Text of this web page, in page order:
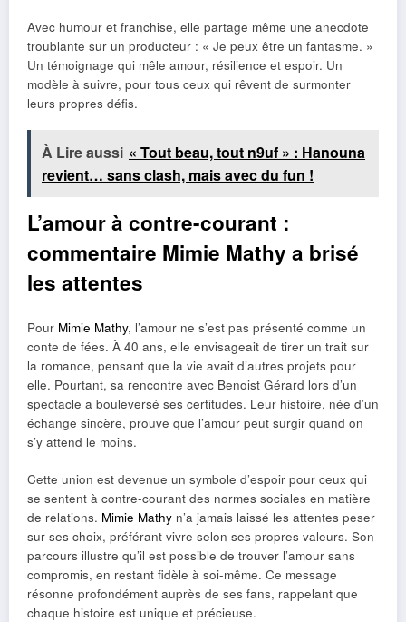
Avec humour et franchise, elle partage même une anecdote
troublante sur un producteur : « Je peux être un fantasme. »
Un témoignage qui mêle amour, résilience et espoir. Un
modèle à suivre, pour tous ceux qui rêvent de surmonter
leurs propres défis.
À Lire aussi « Tout beau, tout n9uf » : Hanouna
revient… sans clash, mais avec du fun !
L’amour à contre-courant :
commentaire Mimie Mathy a brisé
les attentes
Pour Mimie Mathy, l’amour ne s’est pas présenté comme un
conte de fées. À 40 ans, elle envisageait de tirer un trait sur
la romance, pensant que la vie avait d’autres projets pour
elle. Pourtant, sa rencontre avec Benoist Gérard lors d’un
spectacle a bouleversé ses certitudes. Leur histoire, née d’un
échange sincère, prouve que l’amour peut surgir quand on
s’y attend le moins.
Cette union est devenue un symbole d’espoir pour ceux qui
se sentent à contre-courant des normes sociales en matière
de relations. Mimie Mathy n’a jamais laissé les attentes peser
sur ses choix, préférant vivre selon ses propres valeurs. Son
parcours illustre qu’il est possible de trouver l’amour sans
compromis, en restant fidèle à soi-même. Ce message
résonne profondément auprès de ses fans, rappelant que
chaque histoire est unique et précieuse.